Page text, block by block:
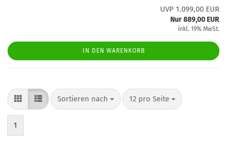
UVP 1.099,00 EUR
Nur 889,00 EUR
inkl. 19% MwSt.
IN DEN WARENKORB
Sortieren nach
Sortieren nach 12 pro Seite
pro Seite
1